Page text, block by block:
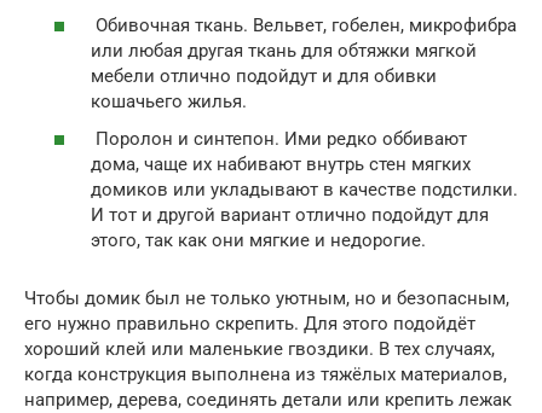
Обивочная ткань. Вельвет, гобелен, микрофибра
или любая другая ткань для обтяжки мягкой
мебели отлично подойдут и для обивки
кошачьего жилья.
Поролон и синтепон. Ими редко оббивают
дома, чаще их набивают внутрь стен мягких
домиков или укладывают в качестве подстилки.
И тот и другой вариант отлично подойдут для
этого, так как они мягкие и недорогие.
Чтобы домик был не только уютным, но и безопасным,
его нужно правильно скрепить. Для этого подойдёт
хороший клей или маленькие гвоздики. В тех случаях,
когда конструкция выполнена из тяжёлых материалов,
например, дерева, соединять детали или крепить лежак